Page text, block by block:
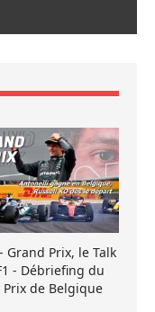
Grand Prix, le Talk
- Débriefing du
Prix de Belgique